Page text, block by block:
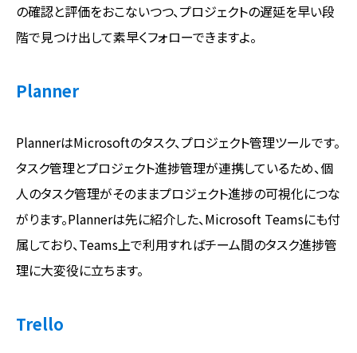
の確認と評価をおこないつつ、プロジェクトの遅延を早い段
階で見つけ出して素早くフォローできますよ。
Planner
PlannerはMicrosoftのタスク、プロジェクト管理ツールです。
タスク管理とプロジェクト進捗管理が連携しているため、個
人のタスク管理がそのままプロジェクト進捗の可視化につな
がります。Plannerは先に紹介した、Microsoft Teamsにも付
属しており、Teams上で利用すればチーム間のタスク進捗管
理に大変役に立ちます。
Trello